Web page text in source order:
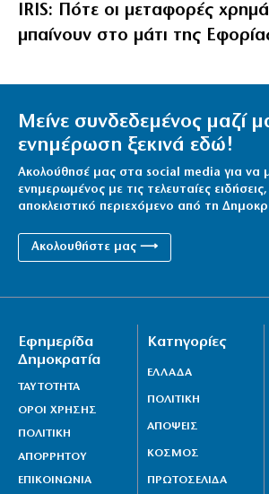
IRIS: Πότε οι μεταφορές
μπαίνουν στο μάτι της
Μείνε συνδεδεμένος μαζί
ενημέρωση ξεκινά εδώ!
Ακολούθησέ μας στα social media για να
ενημερωμένος με τις τελευταίες
αποκλειστικό περιεχόμενο από τη
Ακολουθήστε μας ⟶
Εφημερίδα
Δημοκρατία
ΤΑΥΤΟΤΗΤΑ
ΟΡΟΙ ΧΡΗΣΗΣ
ΠΟΛΙΤΙΚΗ
ΑΠΟΡΡΗΤΟΥ
ΕΠΙΚΟΙΝΩΝΙΑ
Κατηγορίες
ΕΛΛΑΔΑ
ΠΟΛΙΤΙΚΗ
ΑΠΟΨΕΙΣ
ΚΟΣΜΟΣ
ΠΡΩΤΟΣΕΛΙΔΑ